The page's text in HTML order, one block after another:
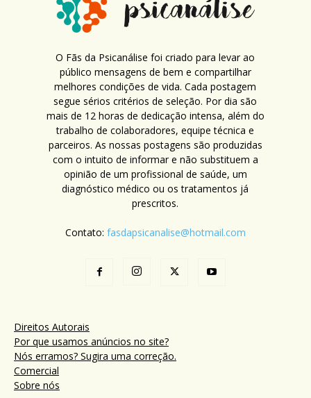
O Fãs da Psicanálise foi criado para levar ao
público mensagens de bem e compartilhar
melhores condições de vida. Cada postagem
segue sérios critérios de seleção. Por dia são
mais de 12 horas de dedicação intensa, além do
trabalho de colaboradores, equipe técnica e
parceiros. As nossas postagens são produzidas
com o intuito de informar e não substituem a
opinião de um profissional de saúde, um
diagnóstico médico ou os tratamentos já
prescritos.
Contato: fasdapsicanalise@hotmail.com
Direitos Autorais
Por que usamos anúncios no site?
Nós erramos? Sugira uma correção.
Comercial
Sobre nós